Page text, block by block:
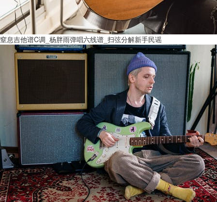
窒息吉他谱C调_杨胖雨弹唱六线谱_扫弦分解新手民谣